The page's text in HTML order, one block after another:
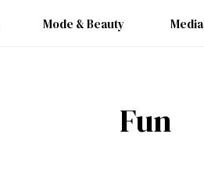
Mode & Beauty Media
Fun